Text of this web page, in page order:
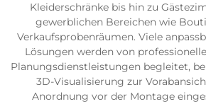
Kleiderschränke bis hin zu
gewerblichen Bereichen wie
Verkaufsprobenräumen. Viele
Lösungen werden von
Planungsdienstleistungen begleitet,
3D-Visualisierung zur
Anordnung vor der Montage